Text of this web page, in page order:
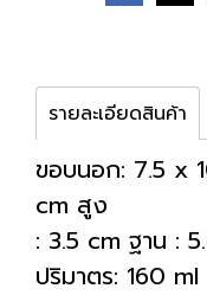
รายละเอียดสินค้า
ขอบนอก: 7.5 x
cm สูง
: 3.5 cm ฐาน :
ปริมาตร: 160 ml